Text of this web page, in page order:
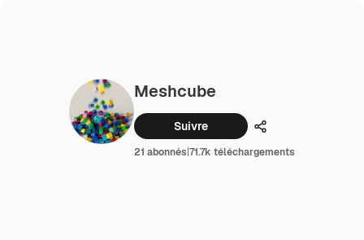
Meshcube
Suivre Partager
21 abonnés|71.7k téléchargements